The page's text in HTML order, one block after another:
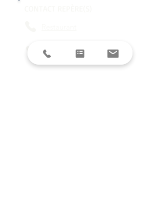
L'agence